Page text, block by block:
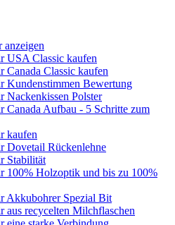
anzeigen
USA Classic kaufen
Canada Classic kaufen
Kundenstimmen Bewertung
Nackenkissen Polster
Canada Aufbau - 5 Schritte zum
kaufen
Dovetail Rückenlehne
Stabilität
100% Holzoptik und bis zu 100%
Akkubohrer Spezial Bit
aus recycelten Milchflaschen